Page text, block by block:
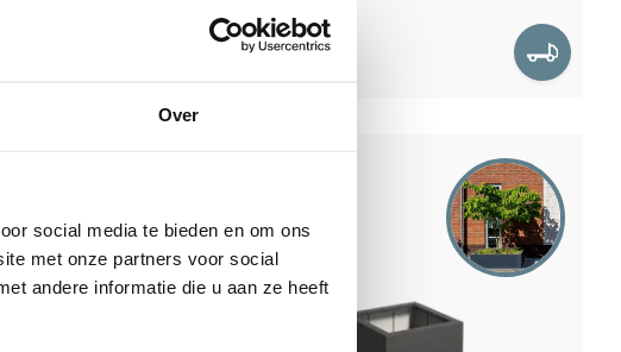
Over
social media te bieden en om ons
met onze partners voor social
andere informatie die u aan ze heeft
Op voorraad
480,00